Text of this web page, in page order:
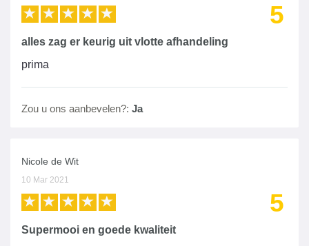
5
alles zag er keurig uit vlotte afhandeling
prima
Zou u ons aanbevelen?: Ja
Nicole de Wit
10 Mar 2021
5
Supermooi en goede kwaliteit